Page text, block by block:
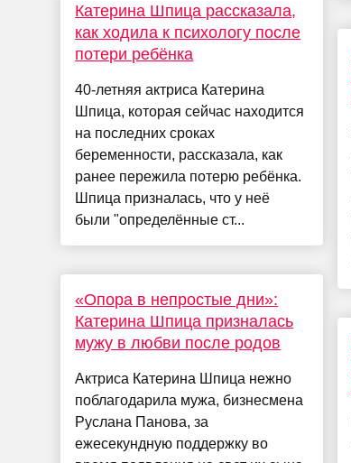
Катерина Шпица рассказала,
как ходила к психологу после
потери ребёнка
40-летняя актриса Катерина
Шпица, которая сейчас находится
на последних сроках
беременности, рассказала, как
ранее пережила потерю ребёнка.
Шпица призналась, что у неё
были "определённые ст...
«Опора в непростые дни»:
Катерина Шпица призналась
мужу в любви после родов
Актриса Катерина Шпица нежно
поблагодарила мужа, бизнесмена
Руслана Панова, за
ежесекундную поддержку во